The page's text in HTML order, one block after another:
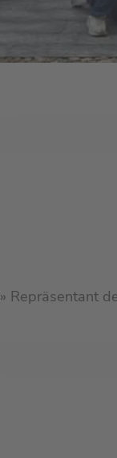
» Repräsentant